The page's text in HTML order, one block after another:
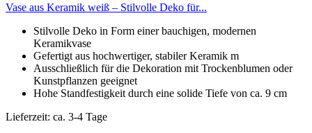
Vase aus Keramik weiß – Stilvolle Deko für...
Stilvolle Deko in Form einer bauchigen, modernen
Keramikvase
Gefertigt aus hochwertiger, stabiler Keramik m
Ausschließlich für die Dekoration mit Trockenblumen oder
Kunstpflanzen geeignet
Hohe Standfestigkeit durch eine solide Tiefe von ca. 9 cm
Lieferzeit: ca. 3-4 Tage